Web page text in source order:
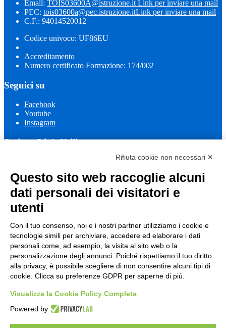
Email: TOIS03600A@istruzione.it Link per inviare una mail
PEC: tois03600a@pec.istruzione.itLink per inviare una mail
C.F.: 94014520012
Codice univoco: UF86EU
Accreditamento
Numero certificato Formazione: 174/002
Seguici su
Facebook
Youtube
Instagram
Sezione Link Utili
Informativa Privacy
Ufficio Relazioni con il Pubblico
Dichiarazione di accessibilità
Obiettivi di accessibilità
Gestione consensi cookie
Amministrazione trasparente
Pagina visualizzata
899 volte
Sezione Copyright
Copyright 2026 | Engineered and powered by Gruppo Spaggiari
Parma S.p.A. | Divisione Publishing & New Social Media
Rifiuta cookie non necessari ✕
Questo sito web raccoglie alcuni
dati personali dei visitatori e
utenti
Con il tuo consenso, noi e i nostri partner utilizziamo i cookie e
tecnologie simili per archiviare, accedere ed elaborare i dati
personali come, ad esempio, la visita al sito web o la
personalizzazione degli annunci. Poiché rispettiamo il tuo diritto
alla privacy, è possibile scegliere di non consentire alcuni tipi di
cookie. Clicca su preferenze GDPR per saperne di più.
Visualizza la Cookie Policy Completa
Powered by